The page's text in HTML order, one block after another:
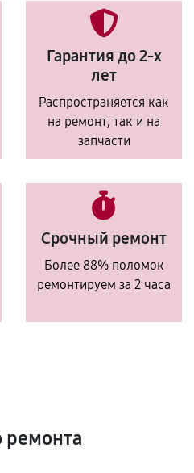
Гарантия до 2-х
лет
Распространяется как
на ремонт, так и на
запчасти
Срочный ремонт
Более 88% поломок
ремонтируем за 2 часа